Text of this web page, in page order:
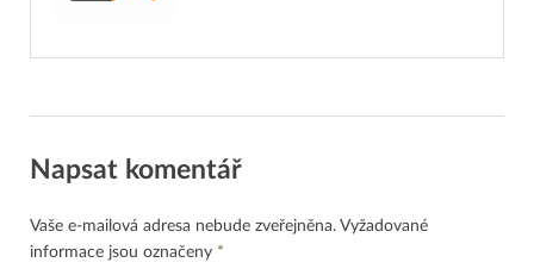
Napsat komentář
Vaše e-mailová adresa nebude zveřejněna. Vyžadované
informace jsou označeny *